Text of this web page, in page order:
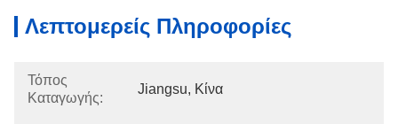
Λεπτομερείς Πληροφορίες
Τόπος
Καταγωγής:
Jiangsu, Κίνα